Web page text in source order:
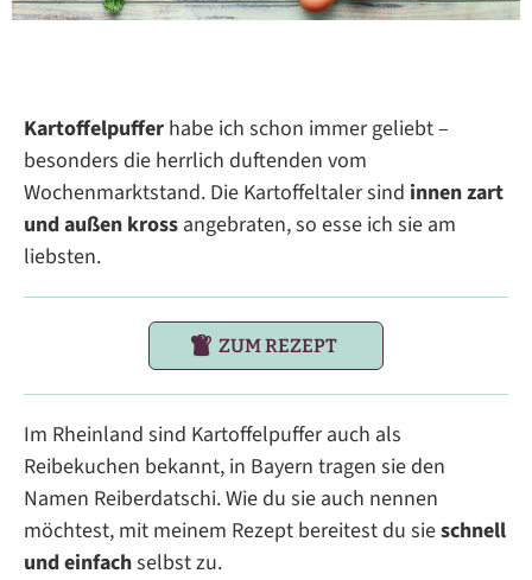
Kartoffelpuffer habe ich schon immer geliebt –
besonders die herrlich duftenden vom
Wochenmarktstand. Die Kartoffeltaler sind innen zart
und außen kross angebraten, so esse ich sie am
liebsten.
ZUM REZEPT
Im Rheinland sind Kartoffelpuffer auch als
Reibekuchen bekannt, in Bayern tragen sie den
Namen Reiberdatschi. Wie du sie auch nennen
möchtest, mit meinem Rezept bereitest du sieschnell
und einfachselbst zu.